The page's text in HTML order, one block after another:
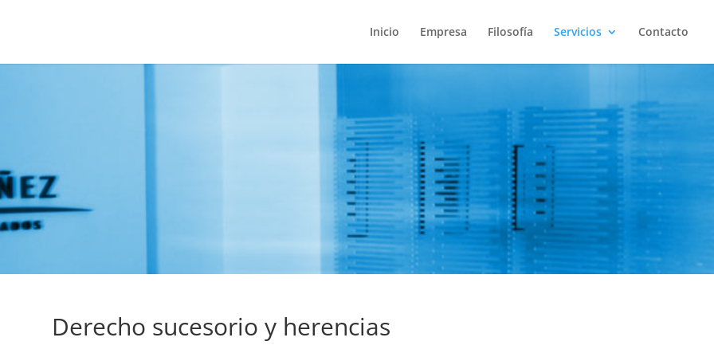
Inicio Empresa Filosofía Servicios Contacto
Derecho sucesorio y herencias